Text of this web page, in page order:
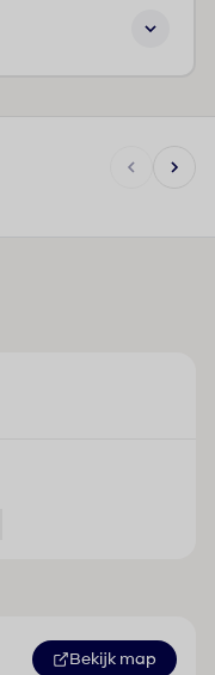
Bekijk map